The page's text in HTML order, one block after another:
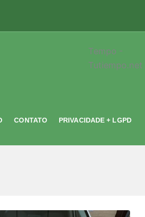
Tempo -
Tutiempo.net
CONTATO PRIVACIDADE + LGPD